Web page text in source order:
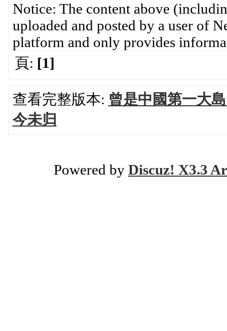
Notice: The content above
uploaded and posted by a user of
platform and only provides
頁: [1]
查看完整版本: 曾是中國第一大
今未归
Powered by Discuz! X3.3